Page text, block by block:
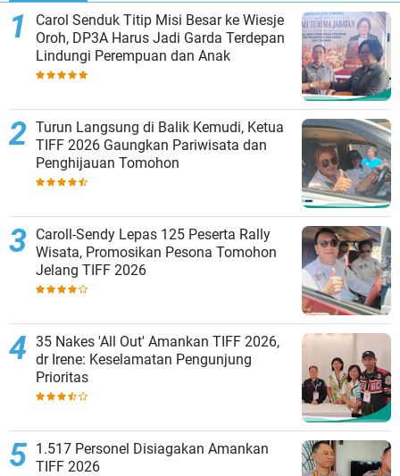
Carol Senduk Titip Misi Besar ke Wiesje
Oroh, DP3A Harus Jadi Garda Terdepan
Lindungi Perempuan dan Anak
Turun Langsung di Balik Kemudi, Ketua
TIFF 2026 Gaungkan Pariwisata dan
Penghijauan Tomohon
Caroll-Sendy Lepas 125 Peserta Rally
Wisata, Promosikan Pesona Tomohon
Jelang TIFF 2026
35 Nakes 'All Out' Amankan TIFF 2026,
dr Irene: Keselamatan Pengunjung
Prioritas
1.517 Personel Disiagakan Amankan
TIFF 2026